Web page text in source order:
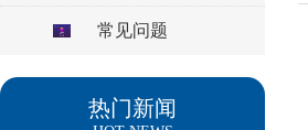
常见问题
热门新闻